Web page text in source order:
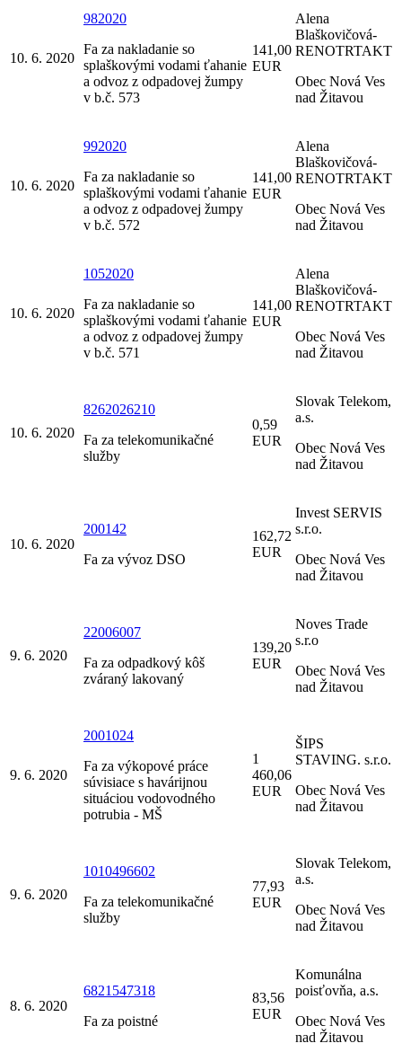
10. 6. 2020
982020
Fa za nakladanie so
splaškovými vodami ťahanie
a odvoz z odpadovej žumpy
v b.č. 573
141,00
EUR
Alena
Blaškovičová-
RENOTRTAKT
Obec Nová Ves
nad Žitavou
10. 6. 2020
992020
Fa za nakladanie so
splaškovými vodami ťahanie
a odvoz z odpadovej žumpy
v b.č. 572
141,00
EUR
Alena
Blaškovičová-
RENOTRTAKT
Obec Nová Ves
nad Žitavou
10. 6. 2020
1052020
Fa za nakladanie so
splaškovými vodami ťahanie
a odvoz z odpadovej žumpy
v b.č. 571
141,00
EUR
Alena
Blaškovičová-
RENOTRTAKT
Obec Nová Ves
nad Žitavou
10. 6. 2020
8262026210
Fa za telekomunikačné
služby
0,59
EUR
Slovak Telekom,
a.s.
Obec Nová Ves
nad Žitavou
10. 6. 2020
200142
Fa za vývoz DSO
162,72
EUR
Invest SERVIS
s.r.o.
Obec Nová Ves
nad Žitavou
9. 6. 2020
22006007
Fa za odpadkový kôš
zváraný lakovaný
139,20
EUR
Noves Trade
s.r.o
Obec Nová Ves
nad Žitavou
9. 6. 2020
2001024
Fa za výkopové práce
súvisiace s havárijnou
situáciou vodovodného
potrubia - MŠ
1
460,06
EUR
ŠIPS
STAVING. s.r.o.
Obec Nová Ves
nad Žitavou
9. 6. 2020
1010496602
Fa za telekomunikačné
služby
77,93
EUR
Slovak Telekom,
a.s.
Obec Nová Ves
nad Žitavou
8. 6. 2020
6821547318
Fa za poistné
83,56
EUR
Komunálna
poisťovňa, a.s.
Obec Nová Ves
nad Žitavou